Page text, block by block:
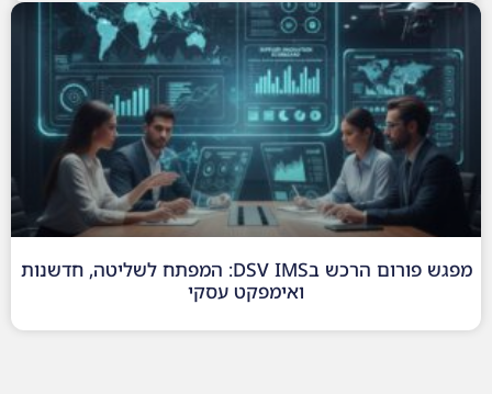
מפגש פורום הרכש בDSV IMS: המפתח לשליטה, חדשנות
ואימפקט עסקי